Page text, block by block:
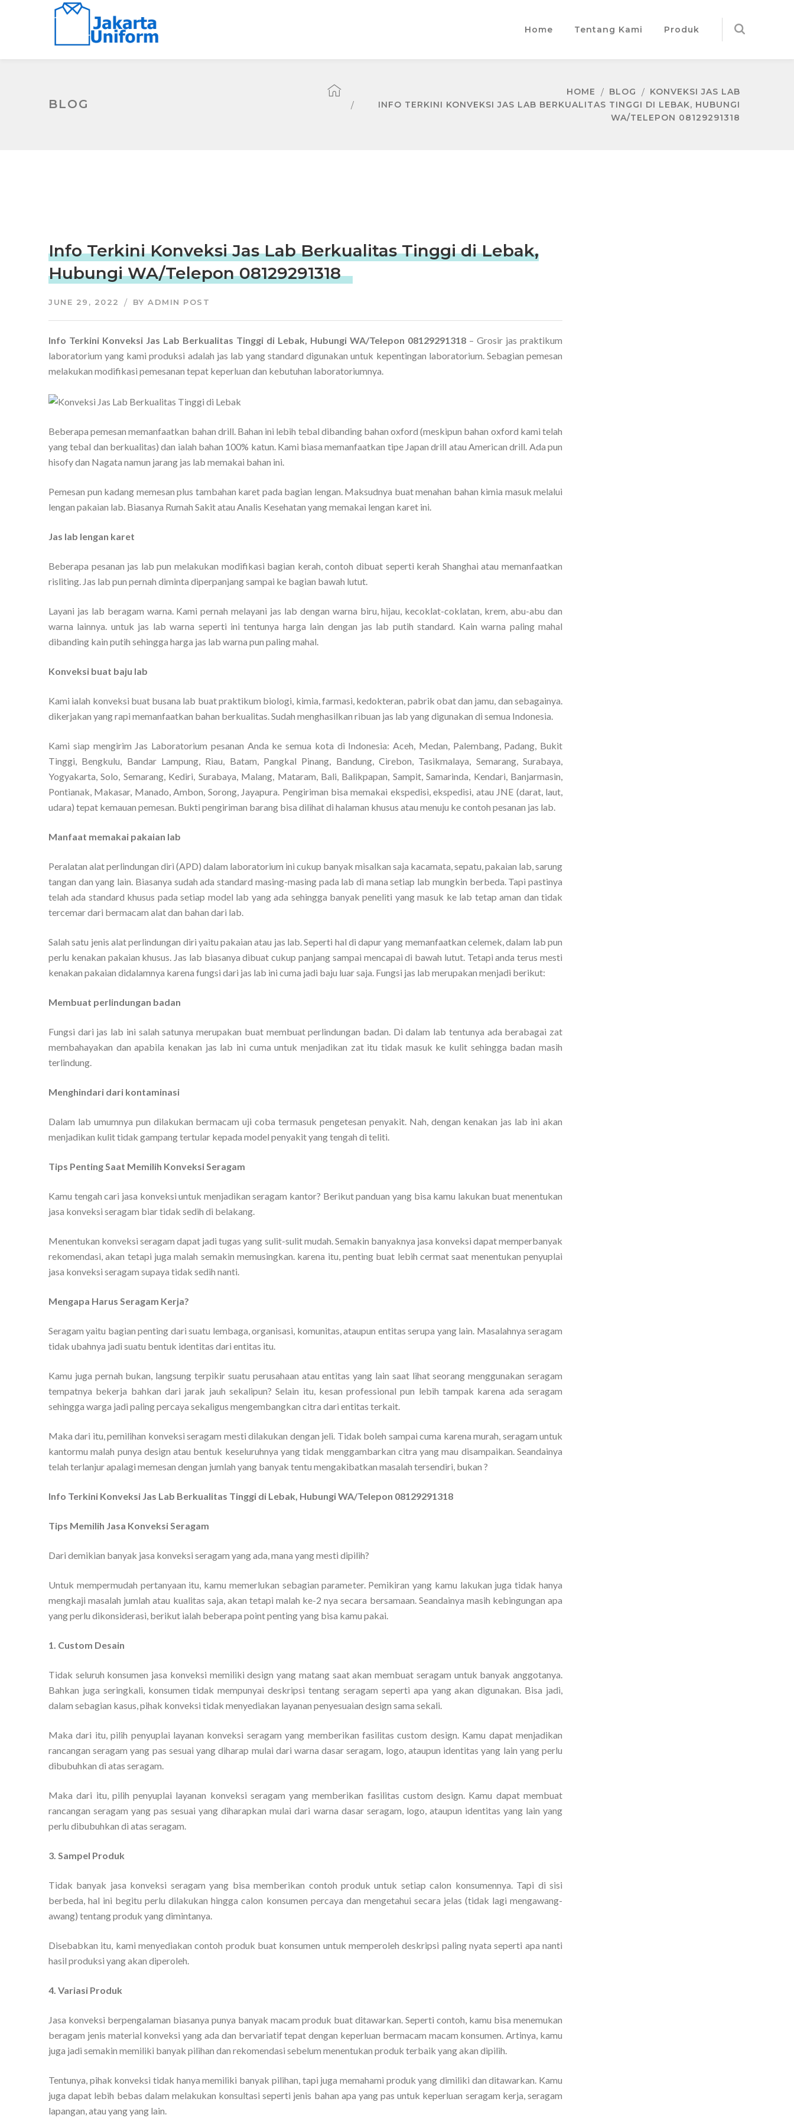
Home Tentang Kami Produk
BLOG
HOME BLOG
KONVEKSI JAS LAB
INFO TERKINI KONVEKSI JAS LAB BERKUALITAS TINGGI DI LEBAK, HUBUNGI
WA/TELEPON 08129291318
Info Terkini Konveksi Jas Lab Berkualitas Tinggi di Lebak,
Hubungi WA/Telepon 08129291318
JUNE 29, 2022 BY ADMIN POST
Info Terkini Konveksi Jas Lab Berkualitas Tinggi di Lebak, Hubungi WA/Telepon 08129291318 – Grosir jas praktikum
laboratorium yang kami produksi adalah jas lab yang standard digunakan untuk kepentingan laboratorium. Sebagian pemesan
melakukan modifikasi pemesanan tepat keperluan dan kebutuhan laboratoriumnya.
Beberapa pemesan memanfaatkan bahan drill. Bahan ini lebih tebal dibanding bahan oxford (meskipun bahan oxford kami telah
yang tebal dan berkualitas) dan ialah bahan 100% katun. Kami biasa memanfaatkan tipe Japan drill atau American drill. Ada pun
hisofy dan Nagata namun jarang jas lab memakai bahan ini.
Pemesan pun kadang memesan plus tambahan karet pada bagian lengan. Maksudnya buat menahan bahan kimia masuk melalui
lengan pakaian lab. Biasanya Rumah Sakit atau Analis Kesehatan yang memakai lengan karet ini.
Jas lab lengan karet
Beberapa pesanan jas lab pun melakukan modifikasi bagian kerah, contoh dibuat seperti kerah Shanghai atau memanfaatkan
risliting. Jas lab pun pernah diminta diperpanjang sampai ke bagian bawah lutut.
Layani jas lab beragam warna. Kami pernah melayani jas lab dengan warna biru, hijau, kecoklat-coklatan, krem, abu-abu dan
warna lainnya. untuk jas lab warna seperti ini tentunya harga lain dengan jas lab putih standard. Kain warna paling mahal
dibanding kain putih sehingga harga jas lab warna pun paling mahal.
Konveksi buat baju lab
Kami ialah konveksi buat busana lab buat praktikum biologi, kimia, farmasi, kedokteran, pabrik obat dan jamu, dan sebagainya.
dikerjakan yang rapi memanfaatkan bahan berkualitas. Sudah menghasilkan ribuan jas lab yang digunakan di semua Indonesia.
Kami siap mengirim Jas Laboratorium pesanan Anda ke semua kota di Indonesia: Aceh, Medan, Palembang, Padang, Bukit
Tinggi, Bengkulu, Bandar Lampung, Riau, Batam, Pangkal Pinang, Bandung, Cirebon, Tasikmalaya, Semarang, Surabaya,
Yogyakarta, Solo, Semarang, Kediri, Surabaya, Malang, Mataram, Bali, Balikpapan, Sampit, Samarinda, Kendari, Banjarmasin,
Pontianak, Makasar, Manado, Ambon, Sorong, Jayapura. Pengiriman bisa memakai ekspedisi, ekspedisi, atau JNE (darat, laut,
udara) tepat kemauan pemesan. Bukti pengiriman barang bisa dilihat di halaman khusus atau menuju ke contoh pesanan jas lab.
Manfaat memakai pakaian lab
Peralatan alat perlindungan diri (APD) dalam laboratorium ini cukup banyak misalkan saja kacamata, sepatu, pakaian lab, sarung
tangan dan yang lain. Biasanya sudah ada standard masing-masing pada lab di mana setiap lab mungkin berbeda. Tapi pastinya
telah ada standard khusus pada setiap model lab yang ada sehingga banyak peneliti yang masuk ke lab tetap aman dan tidak
tercemar dari bermacam alat dan bahan dari lab.
Salah satu jenis alat perlindungan diri yaitu pakaian atau jas lab. Seperti hal di dapur yang memanfaatkan celemek, dalam lab pun
perlu kenakan pakaian khusus. Jas lab biasanya dibuat cukup panjang sampai mencapai di bawah lutut. Tetapi anda terus mesti
kenakan pakaian didalamnya karena fungsi dari jas lab ini cuma jadi baju luar saja. Fungsi jas lab merupakan menjadi berikut:
Membuat perlindungan badan
Fungsi dari jas lab ini salah satunya merupakan buat membuat perlindungan badan. Di dalam lab tentunya ada berabagai zat
membahayakan dan apabila kenakan jas lab ini cuma untuk menjadikan zat itu tidak masuk ke kulit sehingga badan masih
terlindung.
Menghindari dari kontaminasi
Dalam lab umumnya pun dilakukan bermacam uji coba termasuk pengetesan penyakit. Nah, dengan kenakan jas lab ini akan
menjadikan kulit tidak gampang tertular kepada model penyakit yang tengah di teliti.
Tips Penting Saat Memilih Konveksi Seragam
Kamu tengah cari jasa konveksi untuk menjadikan seragam kantor? Berikut panduan yang bisa kamu lakukan buat menentukan
jasa konveksi seragam biar tidak sedih di belakang.
Menentukan konveksi seragam dapat jadi tugas yang sulit-sulit mudah. Semakin banyaknya jasa konveksi dapat memperbanyak
rekomendasi, akan tetapi juga malah semakin memusingkan. karena itu, penting buat lebih cermat saat menentukan penyuplai
jasa konveksi seragam supaya tidak sedih nanti.
Mengapa Harus Seragam Kerja?
Seragam yaitu bagian penting dari suatu lembaga, organisasi, komunitas, ataupun entitas serupa yang lain. Masalahnya seragam
tidak ubahnya jadi suatu bentuk identitas dari entitas itu.
Kamu juga pernah bukan, langsung terpikir suatu perusahaan atau entitas yang lain saat lihat seorang menggunakan seragam
tempatnya bekerja bahkan dari jarak jauh sekalipun? Selain itu, kesan professional pun lebih tampak karena ada seragam
sehingga warga jadi paling percaya sekaligus mengembangkan citra dari entitas terkait.
Maka dari itu, pemilihan konveksi seragam mesti dilakukan dengan jeli. Tidak boleh sampai cuma karena murah, seragam untuk
kantormu malah punya design atau bentuk keseluruhnya yang tidak menggambarkan citra yang mau disampaikan. Seandainya
telah terlanjur apalagi memesan dengan jumlah yang banyak tentu mengakibatkan masalah tersendiri, bukan ?
Info Terkini Konveksi Jas Lab Berkualitas Tinggi di Lebak, Hubungi WA/Telepon 08129291318
Tips Memilih Jasa Konveksi Seragam
Dari demikian banyak jasa konveksi seragam yang ada, mana yang mesti dipilih?
Untuk mempermudah pertanyaan itu, kamu memerlukan sebagian parameter. Pemikiran yang kamu lakukan juga tidak hanya
mengkaji masalah jumlah atau kualitas saja, akan tetapi malah ke-2 nya secara bersamaan. Seandainya masih kebingungan apa
yang perlu dikonsiderasi, berikut ialah beberapa point penting yang bisa kamu pakai.
1. Custom Desain
Tidak seluruh konsumen jasa konveksi memiliki design yang matang saat akan membuat seragam untuk banyak anggotanya.
Bahkan juga seringkali, konsumen tidak mempunyai deskripsi tentang seragam seperti apa yang akan digunakan. Bisa jadi,
dalam sebagian kasus, pihak konveksi tidak menyediakan layanan penyesuaian design sama sekali.
Maka dari itu, pilih penyuplai layanan konveksi seragam yang memberikan fasilitas custom design. Kamu dapat menjadikan
rancangan seragam yang pas sesuai yang diharap mulai dari warna dasar seragam, logo, ataupun identitas yang lain yang perlu
dibubuhkan di atas seragam.
Maka dari itu, pilih penyuplai layanan konveksi seragam yang memberikan fasilitas custom design. Kamu dapat membuat
rancangan seragam yang pas sesuai yang diharapkan mulai dari warna dasar seragam, logo, ataupun identitas yang lain yang
perlu dibubuhkan di atas seragam.
3. Sampel Produk
Tidak banyak jasa konveksi seragam yang bisa memberikan contoh produk untuk setiap calon konsumennya. Tapi di sisi
berbeda, hal ini begitu perlu dilakukan hingga calon konsumen percaya dan mengetahui secara jelas (tidak lagi mengawang-
awang) tentang produk yang dimintanya.
Disebabkan itu, kami menyediakan contoh produk buat konsumen untuk memperoleh deskripsi paling nyata seperti apa nanti
hasil produksi yang akan diperoleh.
4. Variasi Produk
Jasa konveksi berpengalaman biasanya punya banyak macam produk buat ditawarkan. Seperti contoh, kamu bisa menemukan
beragam jenis material konveksi yang ada dan bervariatif tepat dengan keperluan bermacam macam konsumen. Artinya, kamu
juga jadi semakin memiliki banyak pilihan dan rekomendasi sebelum menentukan produk terbaik yang akan dipilih.
Tentunya, pihak konveksi tidak hanya memiliki banyak pilihan, tapi juga memahami produk yang dimiliki dan ditawarkan. Kamu
juga dapat lebih bebas dalam melakukan konsultasi seperti jenis bahan apa yang pas untuk keperluan seragam kerja, seragam
lapangan, atau yang yang lain.